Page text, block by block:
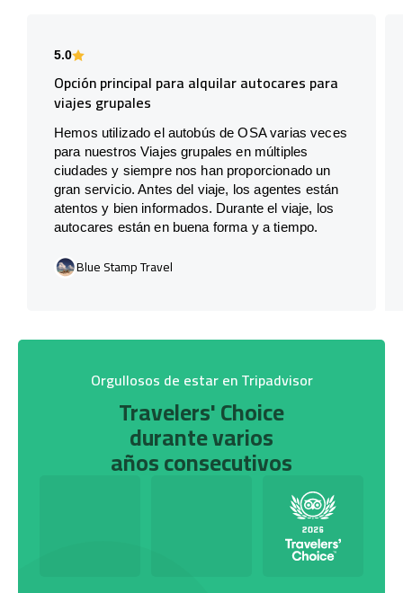
5.0
Opción principal para alquilar autocares para
viajes grupales
Hemos utilizado el autobús de OSA varias veces
para nuestros Viajes grupales en múltiples
ciudades y siempre nos han proporcionado un
gran servicio. Antes del viaje, los agentes están
atentos y bien informados. Durante el viaje, los
autocares están en buena forma y a tiempo.
Blue Stamp Travel
Orgullosos de estar en Tripadvisor
Travelers' Choice
durante varios
años consecutivos